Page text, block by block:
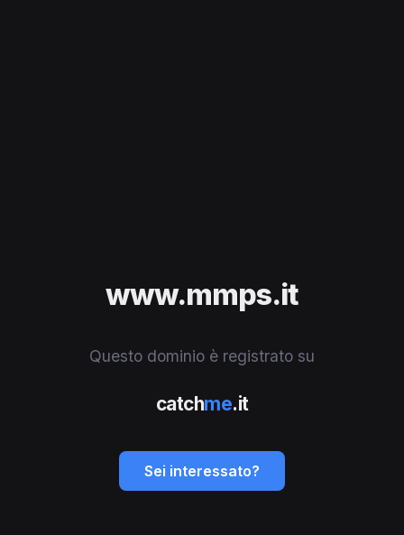
www.mmps.it
Questo dominio è registrato su
catchme.it
Sei interessato?